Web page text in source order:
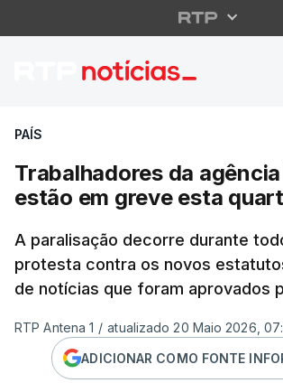
Trabalhadores
PAÍS
Trabalhadores da
estão em greve esta
A paralisação decorre durante
protesta contra os novos
de notícias que foram aprovados
RTP Antena 1 / atualizado 20 Maio 2026,
ADICIONAR COMO FONTE